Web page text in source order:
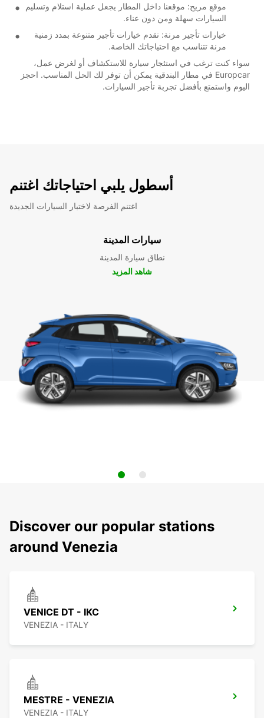
موقع مريح: موقعنا داخل المطار يجعل عملية استلام وتسليم
السيارات سهلة ومن دون عناء.
خيارات تأجير مرنة: نقدم خيارات تأجير متنوعة بمدد زمنية
مرنة تتناسب مع احتياجاتك الخاصة.
سواء كنت ترغب في استئجار سيارة للاستكشاف أو لغرض عمل،
Europcar في مطار البندقية يمكن أن توفر لك الحل المناسب. احجز
اليوم واستمتع بأفضل تجربة تأجير السيارات.
أسطول يلبي احتياجاتك اغتنم
اغتنم الفرصة لاختبار السيارات الجديدة
سيارات المدينة
نطاق سيارة المدينة
شاهد المزيد
Discover our popular stations
around Venezia
VENICE DT - IKC
VENEZIA - ITALY
MESTRE - VENEZIA
VENEZIA - ITALY